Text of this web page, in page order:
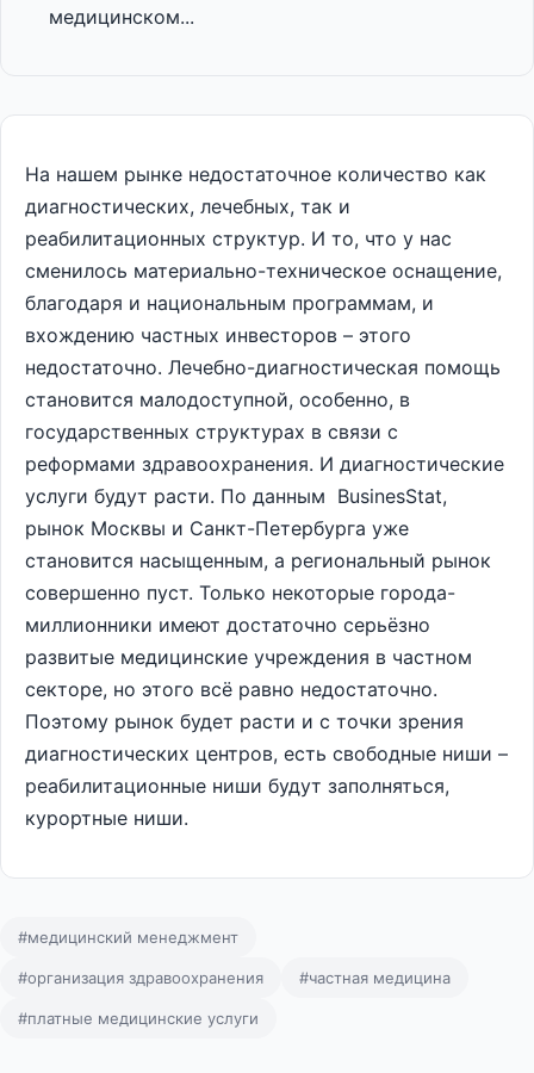
медицинском...
На нашем рынке недостаточное количество как
диагностических, лечебных, так и
реабилитационных структур. И то, что у нас
сменилось материально-техническое оснащение,
благодаря и национальным программам, и
вхождению частных инвесторов – этого
недостаточно. Лечебно-диагностическая помощь
становится малодоступной, особенно, в
государственных структурах в связи с
реформами здравоохранения. И диагностические
услуги будут расти. По данным BusinesStat,
рынок Москвы и Санкт-Петербурга уже
становится насыщенным, а региональный рынок
совершенно пуст. Только некоторые города-
миллионники имеют достаточно серьёзно
развитые медицинские учреждения в частном
секторе, но этого всё равно недостаточно.
Поэтому рынок будет расти и с точки зрения
диагностических центров, есть свободные ниши –
реабилитационные ниши будут заполняться,
курортные ниши.
#медицинский менеджмент
#организация здравоохранения #частная медицина
#платные медицинские услуги